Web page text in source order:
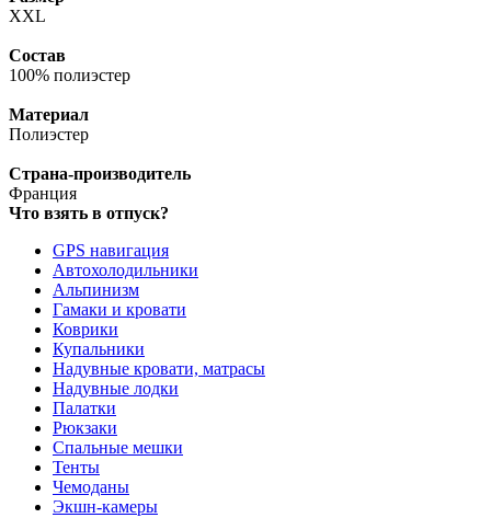
XXL
Состав
100% полиэстер
Материал
Полиэстер
Страна-производитель
Франция
Что взять в отпуск?
GPS навигация
Автохолодильники
Альпинизм
Гамаки и кровати
Коврики
Купальники
Надувные кровати, матрасы
Надувные лодки
Палатки
Рюкзаки
Спальные мешки
Тенты
Чемоданы
Экшн-камеры